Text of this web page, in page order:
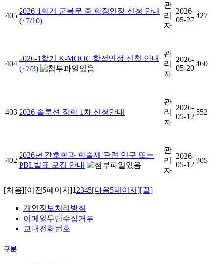
405
2026-1학기 군복무 중 학점인정 신청 안내
(~7/10)
관
리
자
2026-
05-27
427
404
2026-1학기 K-MOOC 학점인정 신청 안내
(~7/3)
관
리
자
2026-
05-20
460
403 2026 솔루션 장학 1차 신청안내
관
리
자
2026-
05-12
552
402
2026년 간호학과 학술제 관련 연구 또는
PBL발표 모집 안내
관
리
자
2026-
05-12
905
[처음][이전5페이지]12345[다음5페이지][끝]
개인정보처리방침
이메일무단수집거부
교내전화번호
구분